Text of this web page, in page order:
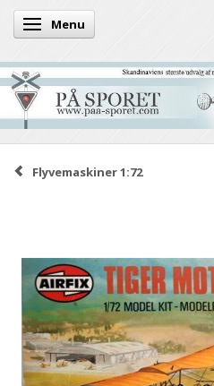
Skifte navigation
Menu
Flyvemaskiner 1:72